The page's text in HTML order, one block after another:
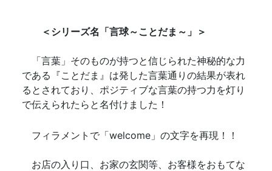
＜シリーズ名「言球～ことだま～」＞
「言葉」そのものが持つと信じられた神秘的な力
である『ことだま』は発した言葉通りの結果が表れ
るとされており、ポジティブな言葉の持つ力を灯り
で伝えられたらと名付けました！
フィラメントで「welcome」の文字を再現！！
お店の入り口、お家の玄関等、お客様をおもてな